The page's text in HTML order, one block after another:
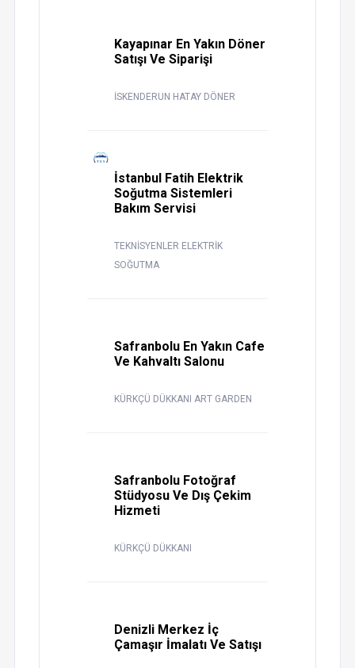
Kayapınar En Yakın Döner
Satışı Ve Siparişi
İSKENDERUN HATAY DÖNER
İstanbul Fatih Elektrik
Soğutma Sistemleri
Bakım Servisi
TEKNİSYENLER ELEKTRİK
SOĞUTMA
Safranbolu En Yakın Cafe
Ve Kahvaltı Salonu
KÜRKÇÜ DÜKKANI ART GARDEN
Safranbolu Fotoğraf
Stüdyosu Ve Dış Çekim
Hizmeti
KÜRKÇÜ DÜKKANI
Denizli Merkez İç
Çamaşır İmalatı Ve Satışı